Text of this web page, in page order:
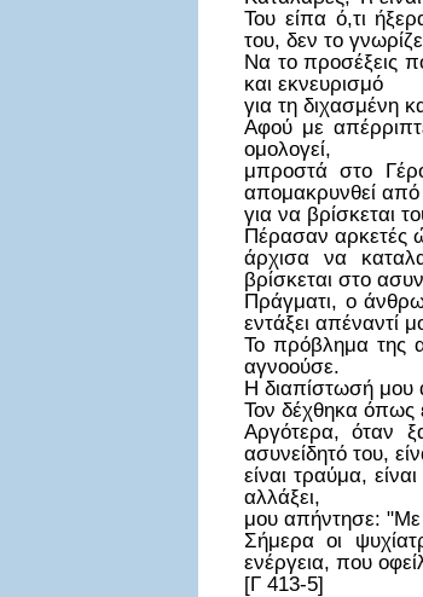
Του είπα ό,τι
του, δεν το
Να το προσέξεις
και εκνευρισμό
για τη διχασμένη
Αφού με
ομολογεί,
μπροστά στο
απομακρυνθεί
για να βρίσκεται
Πέρασαν αρκετές
άρχισα να
βρίσκεται στο
Πράγματι, ο
εντάξει απέναντί
Το πρόβλημα της
αγνοούσε.
Η διαπίστωσή μου
Τον δέχθηκα όπως
Αργότερα, όταν
ασυνείδητό του,
είναι τραύμα,
αλλάξει,
μου απήντησε: "Με
Σήμερα οι
ενέργεια, που
[Γ 413-5]